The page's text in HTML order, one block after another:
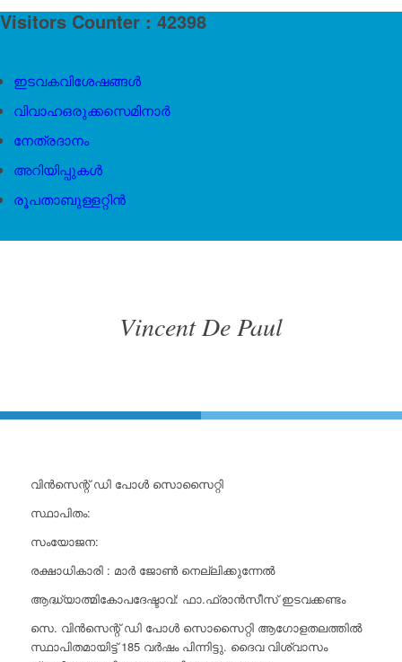
Visitors Counter : 42398
ഇടവകവിശേഷങ്ങൾ
വിവാഹഒരുക്കസെമിനാർ
നേത്രദാനം
അറിയിപ്പുകൾ
രൂപതാബുള്ളറ്റിൻ
Vincent De Paul
വിൻസെന്റ് ഡി പോൾ സൊസൈറ്റി
സ്ഥാപിതം:
സംയോജന:
രക്ഷാധികാരി : മാർ ജോൺ നെല്ലിക്കുന്നേൽ
ആദ്ധ്യാത്മികോപദേഷ്ടാവ്: ഫാ.ഫ്രാൻസീസ് ഇടവക്കണ്ടം
സെ. വിൻസെന്റ് ഡി പോൾ സൊസൈറ്റി ആഗോളതലത്തിൽ
സ്ഥാപിതമായിട്ട് 185 വർഷം പിന്നിട്ടു. ദൈവ വിശ്വാസം